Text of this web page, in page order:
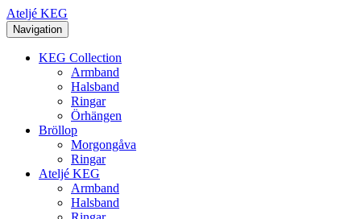
Ateljé KEG
Navigation
KEG Collection
Armband
Halsband
Ringar
Örhängen
Bröllop
Morgongåva
Ringar
Ateljé KEG
Armband
Halsband